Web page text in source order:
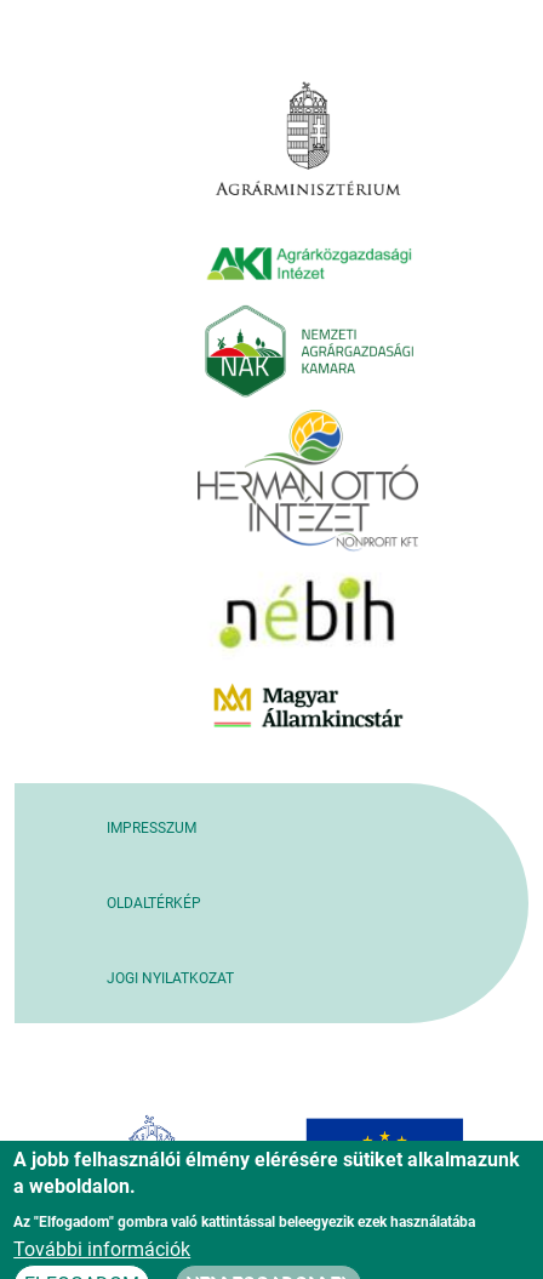
IMPRESSZUM
OLDALTÉRKÉP
JOGI NYILATKOZAT
A jobb felhasználói élmény elérésére sütiket alkalmazunk
a weboldalon.
Az "Elfogadom" gombra való kattintással beleegyezik ezek használatába
További információk